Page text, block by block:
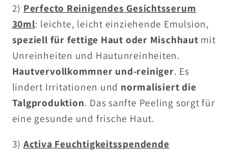
2) Perfecto Reinigendes Gesichtsserum
30ml: leichte, leicht einziehende Emulsion,
speziell für fettige Haut oder Mischhaut mit
Unreinheiten und Hautunreinheiten.
Hautvervollkommner und-reiniger. Es
lindert Irritationen und normalisiert die
Talgproduktion. Das sanfte Peeling sorgt für
eine gesunde und frische Haut.
3) Activa Feuchtigkeitsspendende